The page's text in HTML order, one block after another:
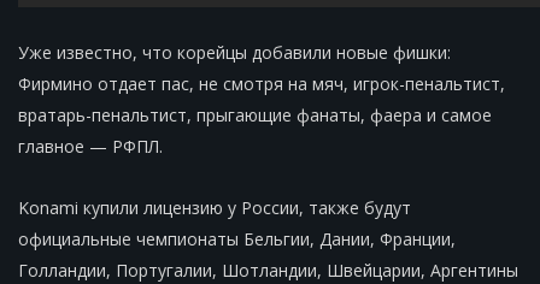
Уже известно, что корейцы добавили новые фишки:
Фирмино отдает пас, не смотря на мяч, игрок-пенальтист,
вратарь-пенальтист, прыгающие фанаты, фаера и самое
главное — РФПЛ.
Konami купили лицензию у России, также будут
официальные чемпионаты Бельгии, Дании, Франции,
Голландии, Португалии, Шотландии, Швейцарии, Аргентины